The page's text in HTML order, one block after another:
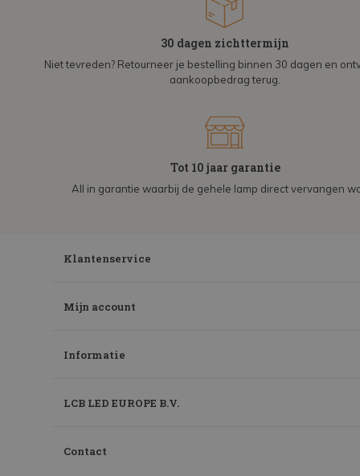
30 dagen zichttermijn
Niet tevreden? Retourneer je bestelling binnen 30 dagen en
aankoopbedrag terug.
Tot 10 jaar garantie
All in garantie waarbij de gehele lamp direct vervangen
Klantenservice
Mijn account
Informatie
LCB LED EUROPE B.V.
Contact